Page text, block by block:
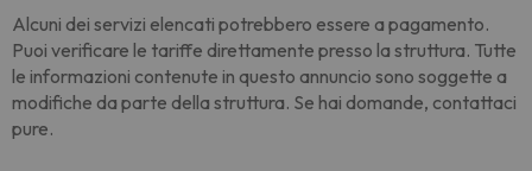
Alcuni dei servizi elencati potrebbero essere a pagamento.
Puoi verificare le tariffe direttamente presso la struttura. Tutte
le informazioni contenute in questo annuncio sono soggette a
modifiche da parte della struttura. Se hai domande, contattaci
pure.